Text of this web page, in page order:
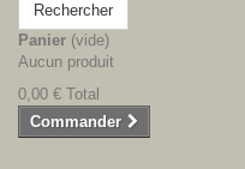
Rechercher
Panier (vide)
Aucun produit
0,00 € Total
Commander